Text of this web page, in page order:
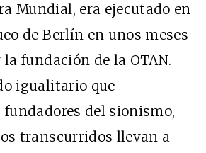
Mundial, era ejecutado en
de Berlín en unos meses
fundación de la OTAN.
igualitario que
del sionismo,
transcurridos llevan a